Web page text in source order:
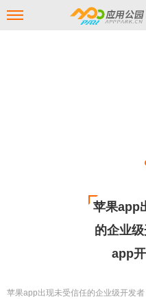
苹果app
的企业
app
苹果app出现未受信任的企业级开发者